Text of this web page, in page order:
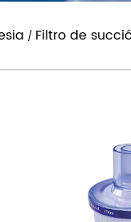
/ Filtro de